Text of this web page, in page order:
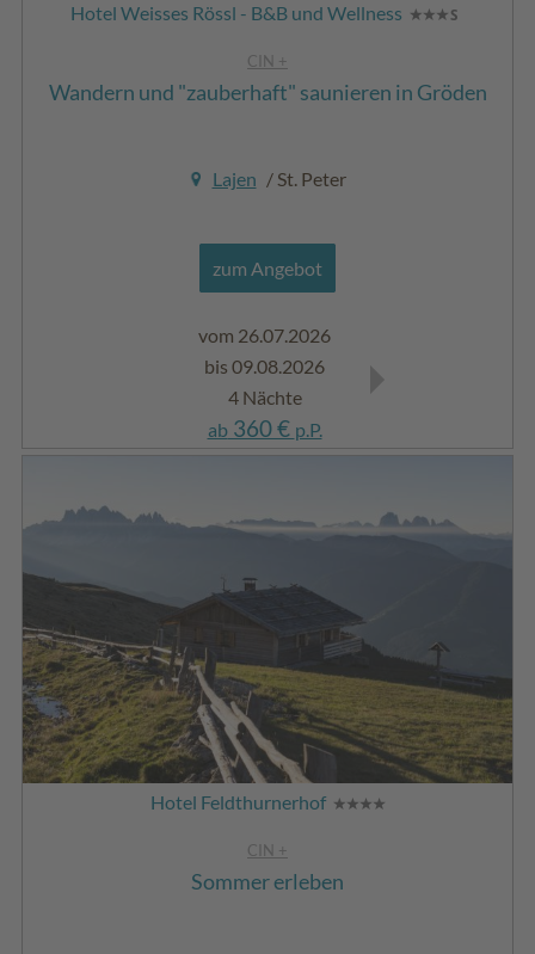
Hotel Weisses Rössl - B&B und Wellness
CIN +
Wandern und "zauberhaft" saunieren in Gröden
Lajen / St. Peter
zum Angebot
vom 26.07.2026
bis 09.08.2026
4 Nächte
ab360 € p.P.
Hotel Feldthurnerhof
CIN +
Sommer erleben